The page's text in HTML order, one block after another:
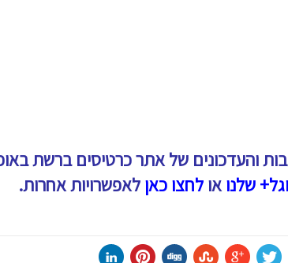
והעדכונים של אתר כרטיסים ברשת
שלנואולחצו כאן לאפשרויות אחרות.